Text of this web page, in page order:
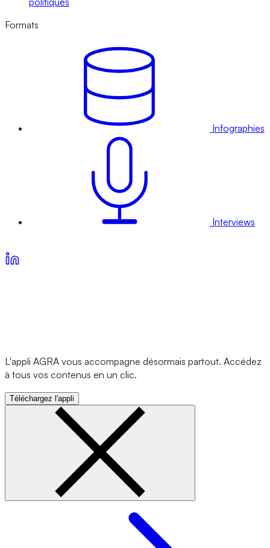
Formats
Infographies
Interviews
L'appli AGRA vous accompagne désormais partout. Accédez
à tous vos contenus en un clic.
Téléchargez l'appli